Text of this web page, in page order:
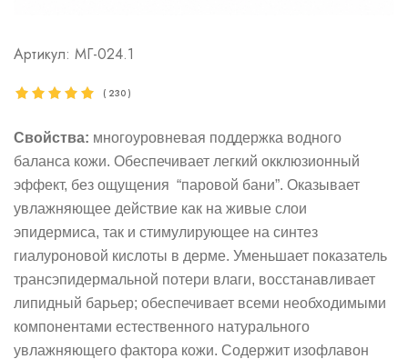
Артикул: МГ-024.1
( 230 )
Свойства: многоуровневая поддержка водного
баланса кожи. Обеспечивает легкий окклюзионный
эффект, без ощущения “паровой бани”. Оказывает
увлажняющее действие как на живые слои
эпидермиса, так и стимулирующее на синтез
гиалуроновой кислоты в дерме. Уменьшает показатель
трансэпидермальной потери влаги, восстанавливает
липидный барьер; обеспечивает всеми необходимыми
компонентами естественного натурального
увлажняющего фактора кожи. Содержит изофлавон